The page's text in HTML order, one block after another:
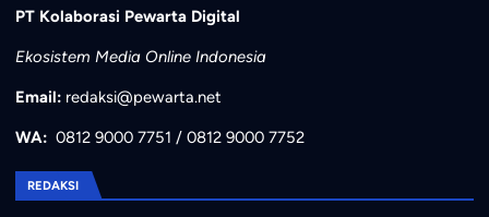
PT Kolaborasi Pewarta Digital
Ekosistem Media Online Indonesia
Email: redaksi@pewarta.net
WA: 0812 9000 7751 / 0812 9000 7752
REDAKSI